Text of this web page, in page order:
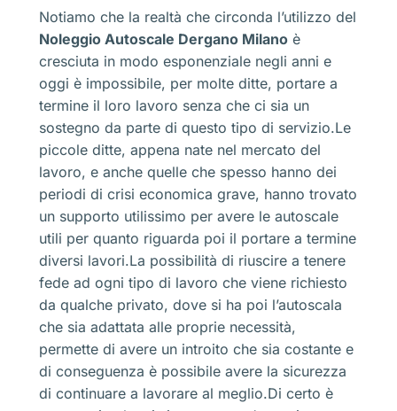
Notiamo che la realtà che circonda l’utilizzo del
Noleggio Autoscale Dergano Milano è
cresciuta in modo esponenziale negli anni e
oggi è impossibile, per molte ditte, portare a
termine il loro lavoro senza che ci sia un
sostegno da parte di questo tipo di servizio.Le
piccole ditte, appena nate nel mercato del
lavoro, e anche quelle che spesso hanno dei
periodi di crisi economica grave, hanno trovato
un supporto utilissimo per avere le autoscale
utili per quanto riguarda poi il portare a termine
diversi lavori.La possibilità di riuscire a tenere
fede ad ogni tipo di lavoro che viene richiesto
da qualche privato, dove si ha poi l’autoscala
che sia adattata alle proprie necessità,
permette di avere un introito che sia costante e
di conseguenza è possibile avere la sicurezza
di continuare a lavorare al meglio.Di certo è